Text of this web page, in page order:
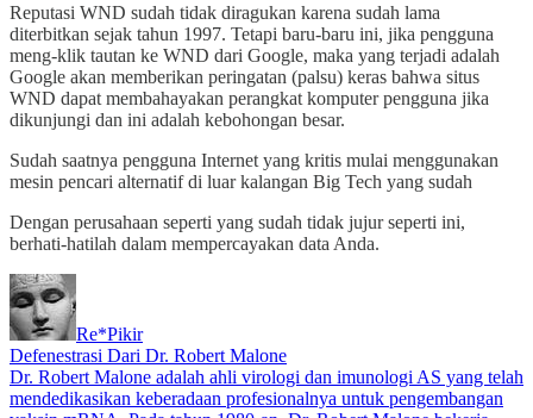
Reputasi WND sudah tidak diragukan karena sudah lama
diterbitkan sejak tahun 1997. Tetapi baru-baru ini, jika pengguna
meng-klik tautan ke WND dari Google, maka yang terjadi adalah
Google akan memberikan peringatan (palsu) keras bahwa situs
WND dapat membahayakan perangkat komputer pengguna jika
dikunjungi dan ini adalah kebohongan besar.
Sudah saatnya pengguna Internet yang kritis mulai menggunakan
mesin pencari alternatif di luar kalangan Big Tech yang sudah
Dengan perusahaan seperti yang sudah tidak jujur seperti ini,
berhati-hatilah dalam mempercayakan data Anda.
Re*Pikir
Defenestrasi Dari Dr. Robert Malone
Dr. Robert Malone adalah ahli virologi dan imunologi AS yang telah
mendedikasikan keberadaan profesionalnya untuk pengembangan